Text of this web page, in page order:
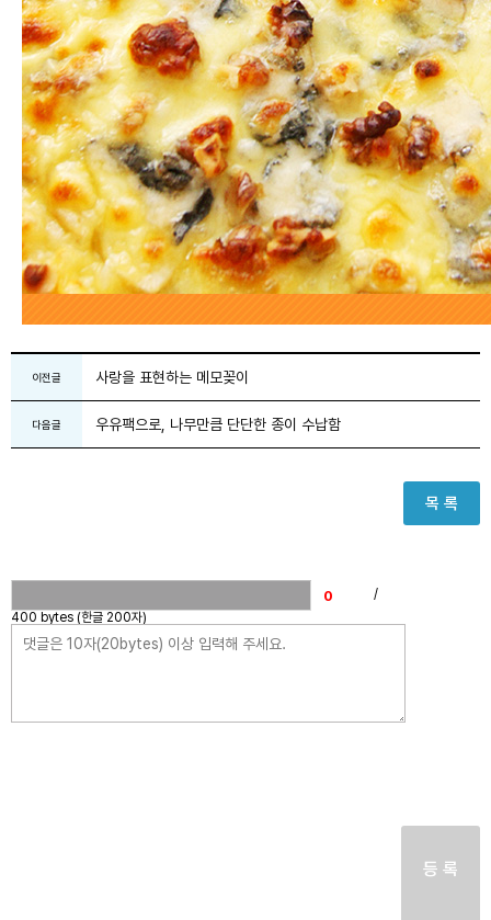
이전글 사랑을 표현하는 메모꽂이
다음글 우유팩으로, 나무만큼 단단한 종이 수납함
목 록
/
400 bytes (한글 200자)
등 록